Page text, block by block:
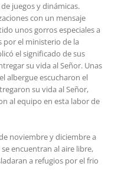
juegos y dinámicas.
con un mensaje
unos gorros especiales a
el ministerio de la
el significado de sus
su vida al Señor. Unas
albergue escucharon el
su vida al Señor,
al equipo en esta labor de
noviembre y diciembre a
encuentran al aire libre,
a refugios por el frio